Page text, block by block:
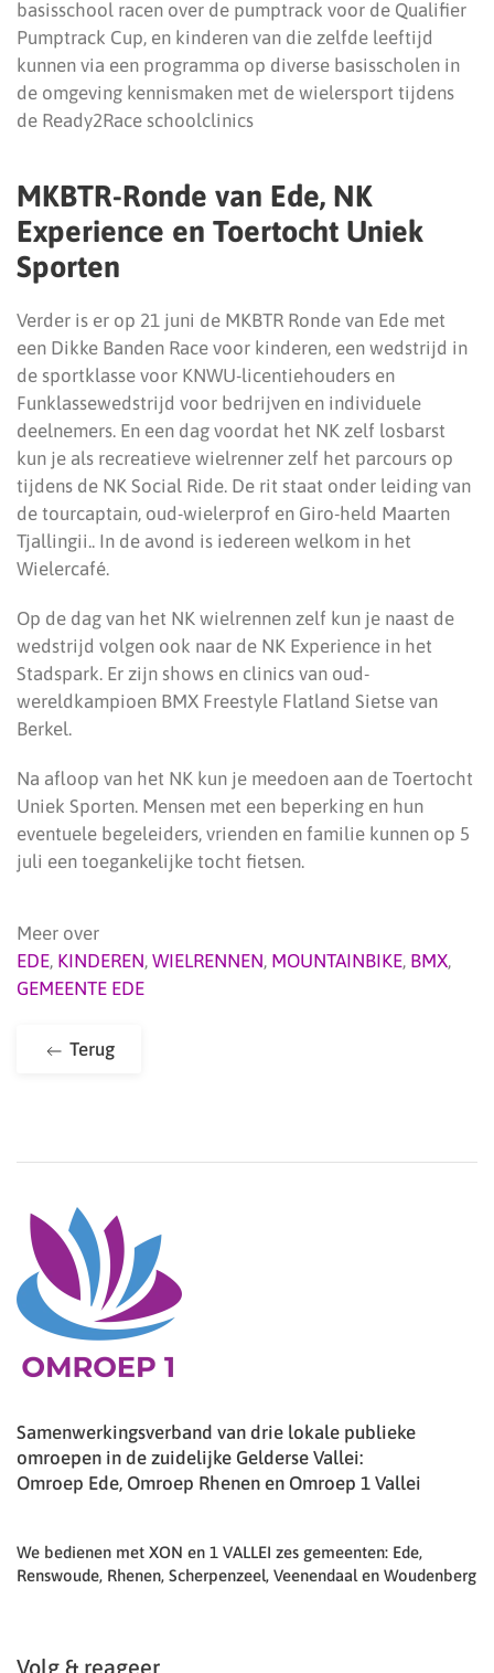
basisschool racen over de pumptrack voor de Qualifier
Pumptrack Cup, en kinderen van die zelfde leeftijd
kunnen via een programma op diverse basisscholen in
de omgeving kennismaken met de wielersport tijdens
de Ready2Race schoolclinics
MKBTR-Ronde van Ede, NK
Experience en Toertocht Uniek
Sporten
Verder is er op 21 juni de MKBTR Ronde van Ede met
een Dikke Banden Race voor kinderen, een wedstrijd in
de sportklasse voor KNWU-licentiehouders en
Funklassewedstrijd voor bedrijven en individuele
deelnemers. En een dag voordat het NK zelf losbarst
kun je als recreatieve wielrenner zelf het parcours op
tijdens de NK Social Ride. De rit staat onder leiding van
de tourcaptain, oud-wielerprof en Giro-held Maarten
Tjallingii.. In de avond is iedereen welkom in het
Wielercafé.
Op de dag van het NK wielrennen zelf kun je naast de
wedstrijd volgen ook naar de NK Experience in het
Stadspark. Er zijn shows en clinics van oud-
wereldkampioen BMX Freestyle Flatland Sietse van
Berkel.
Na afloop van het NK kun je meedoen aan de Toertocht
Uniek Sporten. Mensen met een beperking en hun
eventuele begeleiders, vrienden en familie kunnen op 5
juli een toegankelijke tocht fietsen.
Meer over
EDE, KINDEREN, WIELRENNEN, MOUNTAINBIKE, BMX,
GEMEENTE EDE
Terug
Samenwerkingsverband van drie lokale publieke
omroepen in de zuidelijke Gelderse Vallei:
Omroep Ede, Omroep Rhenen en Omroep 1 Vallei
We bedienen met XON en 1 VALLEI zes gemeenten: Ede,
Renswoude, Rhenen, Scherpenzeel, Veenendaal en Woudenberg
Volg & reageer